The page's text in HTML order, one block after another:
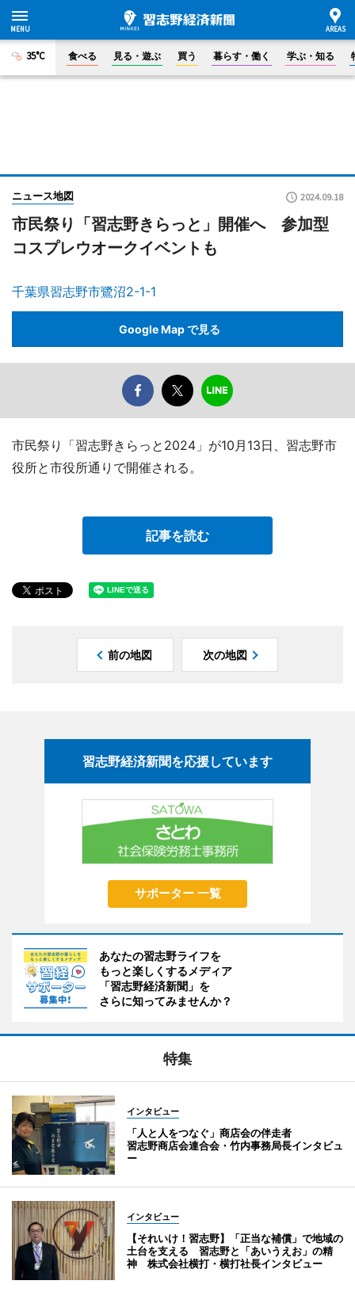
35°C 食べる 見る・遊ぶ 買う 暮らす・働く 学ぶ・知る
ニュース地図 2024.09.18
市民祭り「習志野きらっと」開催へ 参加型
コスプレウオークイベントも
千葉県習志野市鷺沼2-1-1
Google Map で見る
市民祭り「習志野きらっと2024」が10月13日、習志野市
役所と市役所通りで開催される。
記事を読む
前の地図 次の地図
習志野経済新聞を応援しています
サポーター 一覧
あなたの習志野ライフを
もっと楽しくするメディア
「習志野経済新聞」を
さらに知ってみませんか？
特集
インタビュー
「人と人をつなぐ」商店会の伴走者
習志野商店会連合会・竹内事務局長インタビュ
ー
インタビュー
【それいけ！習志野】「正当な補償」で地域の
土台を支える 習志野と「あいうえお」の精
神 株式会社横打・横打社長インタビュー